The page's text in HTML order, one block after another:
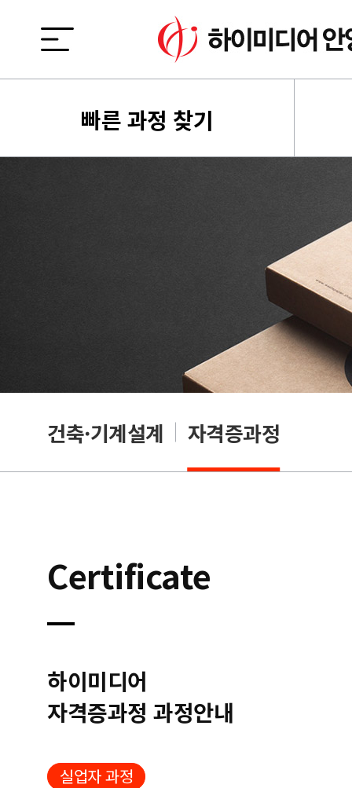
빠른 과정 찾기
건축·기계설계 자격증과정
Certificate
하이미디어
자격증과정 과정안내
실업자 과정